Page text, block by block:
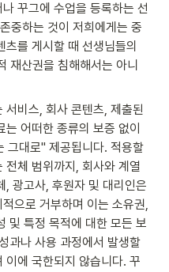
꾸그에 수업을 등록하는 선
중하는 것이 저희에게는 중
를 게시할 때 선생님들의
재산권을 침해해서는 아니
비스, 회사 콘텐츠, 제출된
어떠한 종류의 보증 없이
그대로" 제공됩니다. 적용할
체 범위까지, 회사와 계열
, 광고사, 후원자 및 대리인은
으로 거부하며 이는 소유권,
및 특정 목적에 대한 모든 보
과나 사용 과정에서 발생할
이에 국한되지 않습니다. 꾸